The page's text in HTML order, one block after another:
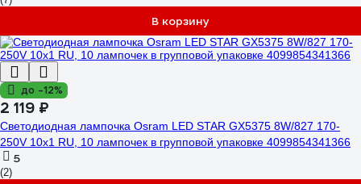
В корзину
до -12%
2 119 ₽
Светодиодная лампочка Osram LED STAR GX5375 8W/827 170-
250V 10x1 RU, 10 лампочек в групповой упаковке 4099854341366
5
(2)